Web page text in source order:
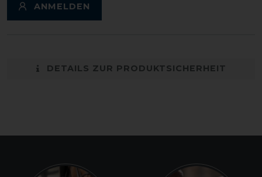
ANMELDEN
DETAILS ZUR PRODUKTSICHERHEIT